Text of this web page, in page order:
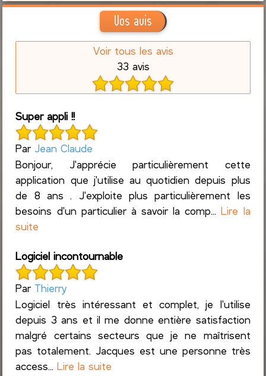
Vos avis
Voir tous les avis
33 avis
Super appli !!
Par Jean Claude
Bonjour, J'apprécie particulièrement cette
application que j'utilise au quotidien depuis plus
de 8 ans . J'exploite plus particulièrement les
besoins d'un particulier à savoir la comp...Lire la
suite
Logiciel incontournable
Par Thierry
Logiciel très intéressant et complet, je l'utilise
depuis 3 ans et il me donne entière satisfaction
malgré certains secteurs que je ne maîtrisent
pas totalement. Jacques est une personne très
access...Lire la suite